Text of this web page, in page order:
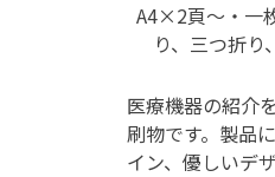
A4×2頁〜・一
り、三つ折り
医療機器の紹介
刷物です。製品
イン、優しいデ